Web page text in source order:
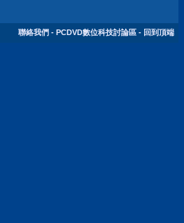
聯絡我們 - PCDVD數位科技討論區 - 回到頂端